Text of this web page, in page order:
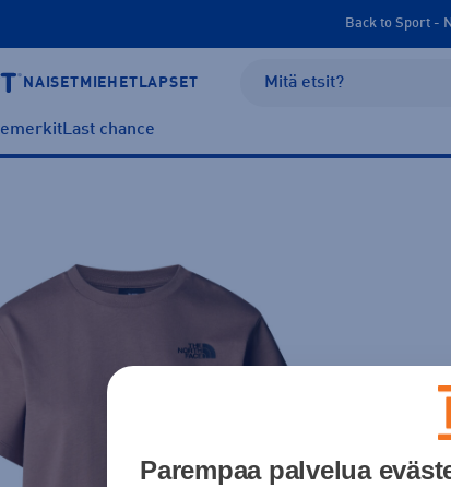
Back to Sport -
NAISET MIEHET LAPSET
Last chance
Parempaa palvelua